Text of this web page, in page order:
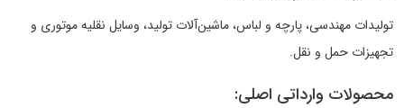
تولیدات مهندسی، پارچه و لباس، ماشین‌آلات تولید، وسایل نقلیه موتوری و
تجهیزات حمل و نقل.
محصولات وارداتی اصلی: